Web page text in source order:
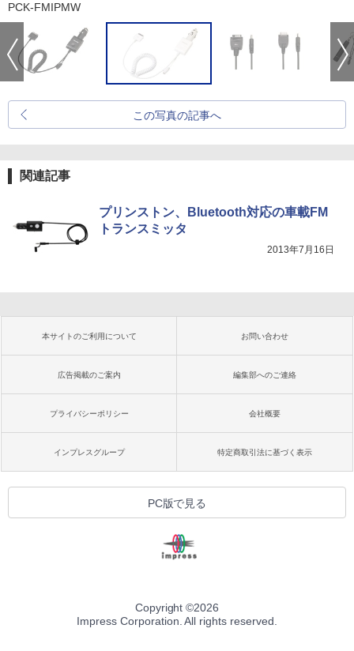
PCK-FMIPMW
この写真の記事へ
関連記事
プリンストン、Bluetooth対応の車載FM
トランスミッタ
2013年7月16日
本サイトのご利用について お問い合わせ
広告掲載のご案内 編集部へのご連絡
プライバシーポリシー 会社概要
インプレスグループ 特定商取引法に基づく表示
PC版で見る
Copyright ©2026
Impress Corporation. All rights reserved.